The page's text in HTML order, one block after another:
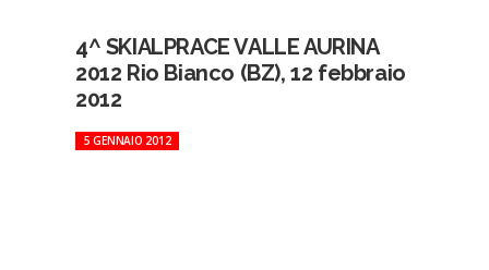
4^ SKIALPRACE VALLE AURINA
2012 Rio Bianco (BZ), 12 febbraio
2012
5 GENNAIO 2012